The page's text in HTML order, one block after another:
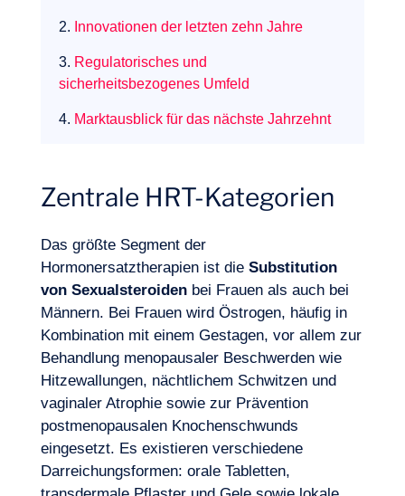
Unser Abenteuer
2. Innovationen der letzten zehn Jahre
3. Regulatorisches und
sicherheitsbezogenes Umfeld
4. Marktausblick für das nächste Jahrzehnt
Zentrale HRT-Kategorien
Das größte Segment der
Hormonersatztherapien ist die Substitution
von Sexualsteroidenbei Frauen als auch bei
Männern. Bei Frauen wird Östrogen, häufig in
Kombination mit einem Gestagen, vor allem zur
Behandlung menopausaler Beschwerden wie
Hitzewallungen, nächtlichem Schwitzen und
vaginaler Atrophie sowie zur Prävention
postmenopausalen Knochenschwunds
eingesetzt. Es existieren verschiedene
Darreichungsformen: orale Tabletten,